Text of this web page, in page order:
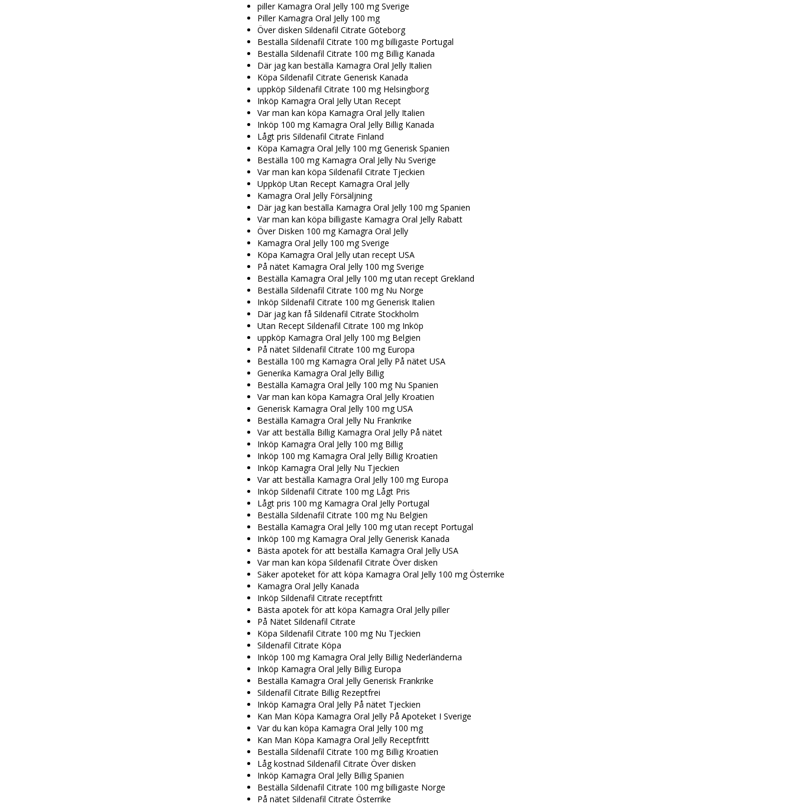
piller Kamagra Oral Jelly 100 mg Sverige
Piller Kamagra Oral Jelly 100 mg
Över disken Sildenafil Citrate Göteborg
Beställa Sildenafil Citrate 100 mg billigaste Portugal
Beställa Sildenafil Citrate 100 mg Billig Kanada
Där jag kan beställa Kamagra Oral Jelly Italien
Köpa Sildenafil Citrate Generisk Kanada
uppköp Sildenafil Citrate 100 mg Helsingborg
Inköp Kamagra Oral Jelly Utan Recept
Var man kan köpa Kamagra Oral Jelly Italien
Inköp 100 mg Kamagra Oral Jelly Billig Kanada
Lågt pris Sildenafil Citrate Finland
Köpa Kamagra Oral Jelly 100 mg Generisk Spanien
Beställa 100 mg Kamagra Oral Jelly Nu Sverige
Var man kan köpa Sildenafil Citrate Tjeckien
Uppköp Utan Recept Kamagra Oral Jelly
Kamagra Oral Jelly Försäljning
Där jag kan beställa Kamagra Oral Jelly 100 mg Spanien
Var man kan köpa billigaste Kamagra Oral Jelly Rabatt
Över Disken 100 mg Kamagra Oral Jelly
Kamagra Oral Jelly 100 mg Sverige
Köpa Kamagra Oral Jelly utan recept USA
På nätet Kamagra Oral Jelly 100 mg Sverige
Beställa Kamagra Oral Jelly 100 mg utan recept Grekland
Beställa Sildenafil Citrate 100 mg Nu Norge
Inköp Sildenafil Citrate 100 mg Generisk Italien
Där jag kan få Sildenafil Citrate Stockholm
Utan Recept Sildenafil Citrate 100 mg Inköp
uppköp Kamagra Oral Jelly 100 mg Belgien
På nätet Sildenafil Citrate 100 mg Europa
Beställa 100 mg Kamagra Oral Jelly På nätet USA
Generika Kamagra Oral Jelly Billig
Beställa Kamagra Oral Jelly 100 mg Nu Spanien
Var man kan köpa Kamagra Oral Jelly Kroatien
Generisk Kamagra Oral Jelly 100 mg USA
Beställa Kamagra Oral Jelly Nu Frankrike
Var att beställa Billig Kamagra Oral Jelly På nätet
Inköp Kamagra Oral Jelly 100 mg Billig
Inköp 100 mg Kamagra Oral Jelly Billig Kroatien
Inköp Kamagra Oral Jelly Nu Tjeckien
Var att beställa Kamagra Oral Jelly 100 mg Europa
Inköp Sildenafil Citrate 100 mg Lågt Pris
Lågt pris 100 mg Kamagra Oral Jelly Portugal
Beställa Sildenafil Citrate 100 mg Nu Belgien
Beställa Kamagra Oral Jelly 100 mg utan recept Portugal
Inköp 100 mg Kamagra Oral Jelly Generisk Kanada
Bästa apotek för att beställa Kamagra Oral Jelly USA
Var man kan köpa Sildenafil Citrate Över disken
Säker apoteket för att köpa Kamagra Oral Jelly 100 mg Österrike
Kamagra Oral Jelly Kanada
Inköp Sildenafil Citrate receptfritt
Bästa apotek för att köpa Kamagra Oral Jelly piller
På Nätet Sildenafil Citrate
Köpa Sildenafil Citrate 100 mg Nu Tjeckien
Sildenafil Citrate Köpa
Inköp 100 mg Kamagra Oral Jelly Billig Nederländerna
Inköp Kamagra Oral Jelly Billig Europa
Beställa Kamagra Oral Jelly Generisk Frankrike
Sildenafil Citrate Billig Rezeptfrei
Inköp Kamagra Oral Jelly På nätet Tjeckien
Kan Man Köpa Kamagra Oral Jelly På Apoteket I Sverige
Var du kan köpa Kamagra Oral Jelly 100 mg
Kan Man Köpa Kamagra Oral Jelly Receptfritt
Beställa Sildenafil Citrate 100 mg Billig Kroatien
Låg kostnad Sildenafil Citrate Över disken
Inköp Kamagra Oral Jelly Billig Spanien
Beställa Sildenafil Citrate 100 mg billigaste Norge
På nätet Sildenafil Citrate Österrike